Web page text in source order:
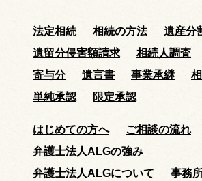
法定相続 相続の方法
遺産分
遺留分侵害額請求
相続人調査
寄与分
遺言書 事業承継
単純承認
限定承認
はじめての方へ
ご相談の流れ
弁護士法人ALGの強み
弁護士法人ALGについて
事務